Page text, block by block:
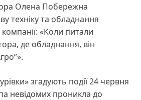
Олена Побережна
техніку та обладнання
«Коли питали
де обладнання, він
згадують події 24 червня
невідомих проникла до